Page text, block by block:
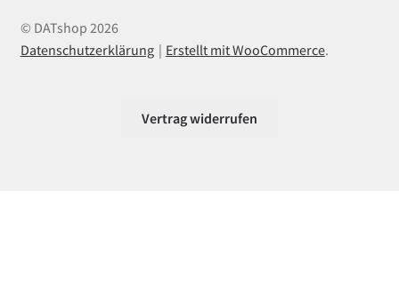
© DATshop 2026
Datenschutzerklärung
Erstellt mit WooCommerce.
Vertrag widerrufen